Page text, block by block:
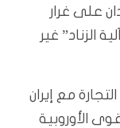
على غرار
الزناد” غير
مع إيران
الأوروبية